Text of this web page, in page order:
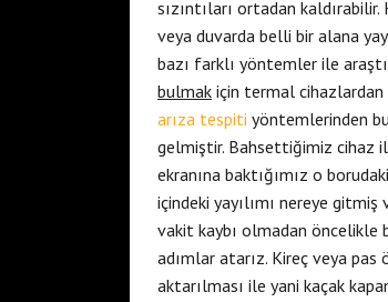
sızıntıları ortadan
veya duvarda belli bir alana
bazı farklı yöntemler ile
bulmak için termal cihazlardan
arıza tespiti yöntemlerinden
gelmiştir. Bahsettiğimiz cihaz
ekranına baktığımız o
içindeki yayılımı nereye
vakit kaybı olmadan
adımlar atarız. Kireç veya
aktarılması ile yani kaçak